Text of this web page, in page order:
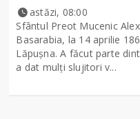
astăzi, 08:00
Sfântul Preot Mucenic
Basarabia, la 14 aprilie
Lăpușna. A făcut parte
a dat mulți slujitori v...